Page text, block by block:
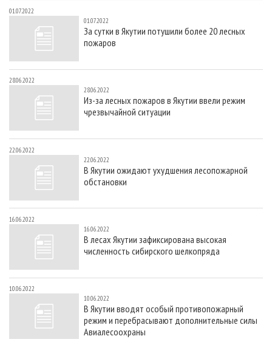
01.07.2022
01.07.2022
За сутки в Якутии потушили более 20 лесных
пожаров
28.06.2022
28.06.2022
Из-за лесных пожаров в Якутии ввели режим
чрезвычайной ситуации
22.06.2022
22.06.2022
В Якутии ожидают ухудшения лесопожарной
обстановки
16.06.2022
16.06.2022
В лесах Якутии зафиксирована высокая
численность сибирского шелкопряда
10.06.2022
10.06.2022
В Якутии вводят особый противопожарный
режим и перебрасывают дополнительные силы
Авиалесоохраны